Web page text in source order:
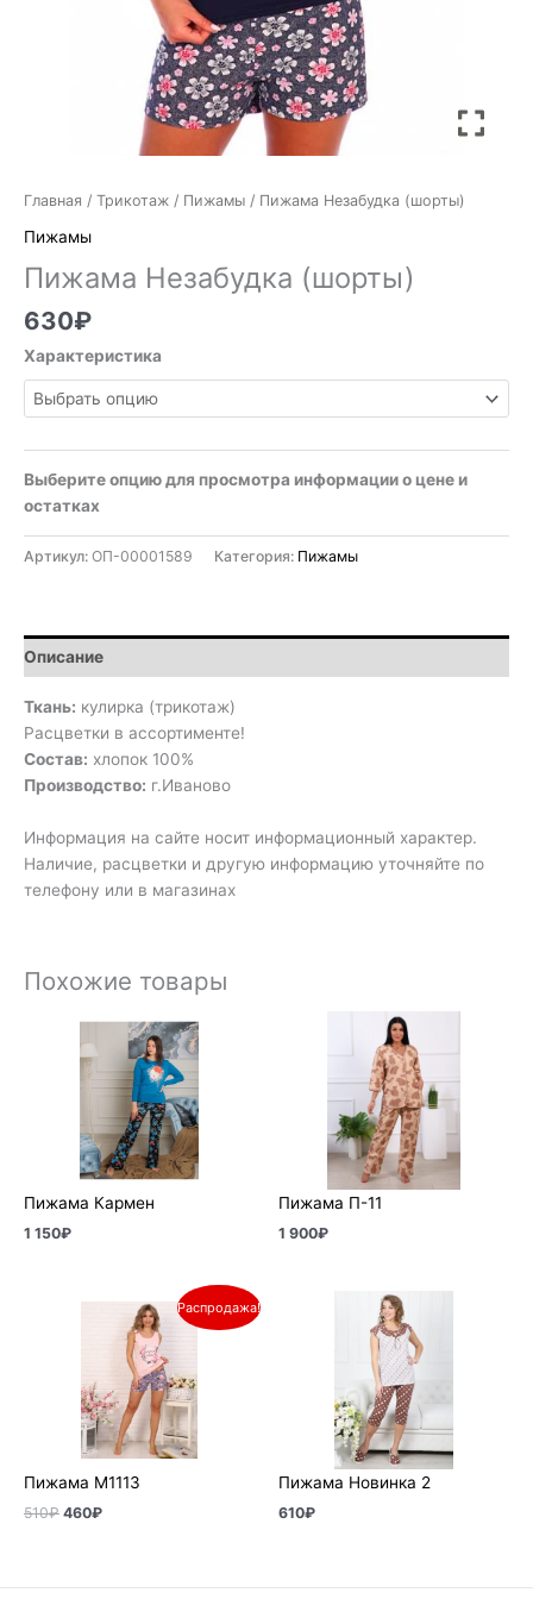
Главная / Трикотаж / Пижамы / Пижама Незабудка (шорты)
Пижамы
Пижама Незабудка (шорты)
630₽
Характеристика
Выберите опцию для просмотра информации о цене и
остатках
Артикул: ОП-00001589 Категория: Пижамы
Описание
Ткань: кулирка (трикотаж)
Расцветки в ассортименте!
Состав: хлопок 100%
Производство: г.Иваново
Информация на сайте носит информационный характер.
Наличие, расцветки и другую информацию уточняйте по
телефону или в магазинах
Похожие товары
Пижама Кармен
1 150₽
Пижама П-11
1 900₽
Распродажа!
Пижама М1113
510₽
Первоначальная
составляла
460₽
Текущая
цена:
460₽.
Пижама Новинка 2
610₽